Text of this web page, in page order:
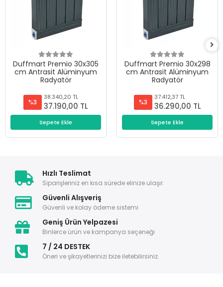
Duffmart Premio 30x305
cm Antrasit Alüminyum
Radyatör
%3
38.340,20 TL
37.190,00 TL
Sepete Ekle
Duffmart Premio 30x298
cm Antrasit Alüminyum
Radyatör
%3
37.412,37 TL
36.290,00 TL
Sepete Ekle
Hızlı Teslimat
Siparişleriniz en kısa sürede elinize ulaşır.
Güvenli Alışveriş
Güvenli ve kolay ödeme sistemi
Geniş Ürün Yelpazesi
Binlerce ürün ve kampanya seçeneği
7 / 24 DESTEK
Öneri ve şikayetlerinizi bize iletebilirsiniz.